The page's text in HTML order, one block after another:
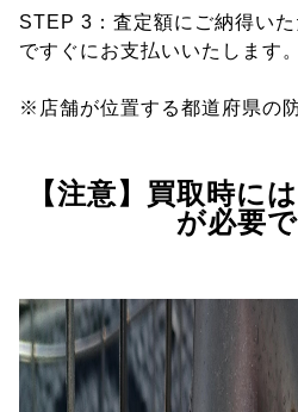
STEP 3：査定額にご納得い
ですぐにお支払いいたします。
※店舗が位置する都道府県の
【注意】買取時に
が必要で